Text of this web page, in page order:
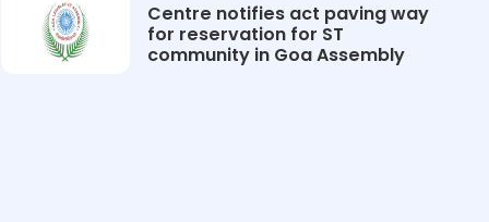
Centre notifies act paving way
for reservation for ST
community in Goa Assembly